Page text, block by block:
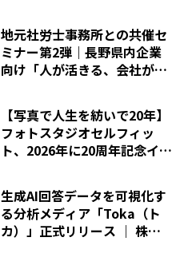
5日！さらなる支援拡大へ
地元社労士事務所との共催セ
ミナー第2弾｜長野県内企業
向け「人が活きる、会社が栄
【写真で人生を紡いで20年】
フォトスタジオセルフィッ
ト、2026年に20周年記念イヤ
生成AI回答データを可視化す
る分析メディア「Toka（ト
カ）」正式リリース ｜ 株式